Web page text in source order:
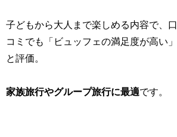
子どもから大人まで楽しめる内容で、口
コミでも「ビュッフェの満足度が高い」
と評価。
家族旅行やグループ旅行に最適です。